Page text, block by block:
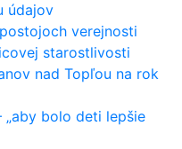
údajov
verejnosti
starostlivosti
nad Topľou na rok
„aby bolo deti lepšie